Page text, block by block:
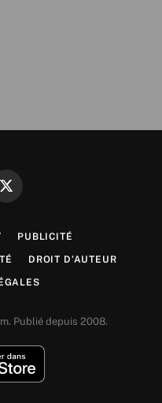
X
PUBLICITÉ
DROIT D’AUTEUR
Publié depuis 2008.